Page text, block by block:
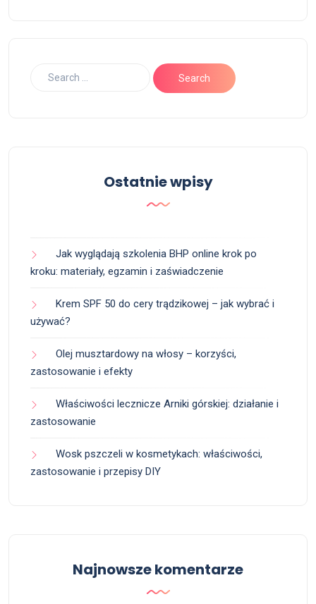
Ostatnie wpisy
Jak wyglądają szkolenia BHP online krok po
kroku: materiały, egzamin i zaświadczenie
Krem SPF 50 do cery trądzikowej – jak wybrać i
używać?
Olej musztardowy na włosy – korzyści,
zastosowanie i efekty
Właściwości lecznicze Arniki górskiej: działanie i
zastosowanie
Wosk pszczeli w kosmetykach: właściwości,
zastosowanie i przepisy DIY
Najnowsze komentarze